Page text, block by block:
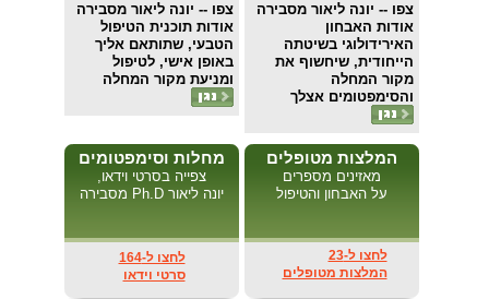
צפו -- יונה ליאור מסבירה
אודות תוכנית הטיפול
הטבעי, שתותאם אליך
באופן אישי, לטיפול
ומניעת מקור המחלה
צפו -- יונה ליאור מסבירה
אודות האבחון
האירידולוגי בשיטתה
הייחודית, שיחשוף את
מקור המחלה
והסימפטומים אצלך
מחלות וסימפטומים
צפייה בסרטי וידאו,
יונה ליאור Ph.D מסבירה
לחצו ל-164
סרטי וידאו
המלצות מטופלים
מאזינים מספרים
על האבחון והטיפול
לחצו ל-23
המלצות מטופלים